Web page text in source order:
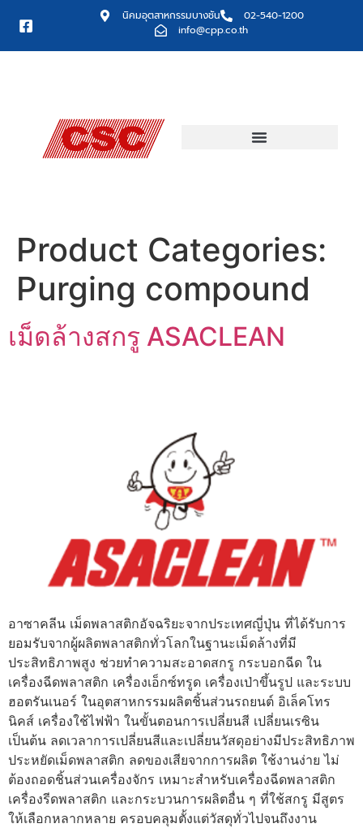
นิคมอุตสาหกรรมบางชัน
02-540-1200
info@cpp.co.th
Product Categories:
Purging compound
เม็ดล้างสกรู ASACLEAN
อาซาคลีน เม็ดพลาสติกอัจฉริยะจากประเทศญี่ปุ่น ที่ได้รับการ
ยอมรับจากผู้ผลิตพลาสติกทั่วโลกในฐานะเม็ดล้างที่มี
ประสิทธิภาพสูง ช่วยทำความสะอาดสกรู กระบอกฉีด ใน
เครื่องฉีดพลาสติก เครื่องเอ็กซ์ทรูด เครื่องเป่าขึ้นรูป และระบบ
ฮอตรันเนอร์ ในอุตสาหกรรมผลิตชิ้นส่วนรถยนต์ อิเล็คโทร
นิคส์ เครื่องใช้ไฟฟ้า ในขั้นตอนการเปลี่ยนสี เปลี่ยนเรซิน
เป็นต้น ลดเวลาการเปลี่ยนสีและเปลี่ยนวัสดุอย่างมีประสิทธิภาพ
ประหยัดเม็ดพลาสติก ลดของเสียจากการผลิต ใช้งานง่าย ไม่
ต้องถอดชิ้นส่วนเครื่องจักร เหมาะสำหรับเครื่องฉีดพลาสติก
เครื่องรีดพลาสติก และกระบวนการผลิตอื่น ๆ ที่ใช้สกรู มีสูตร
ให้เลือกหลากหลาย ครอบคลุมตั้งแต่วัสดุทั่วไปจนถึงงาน